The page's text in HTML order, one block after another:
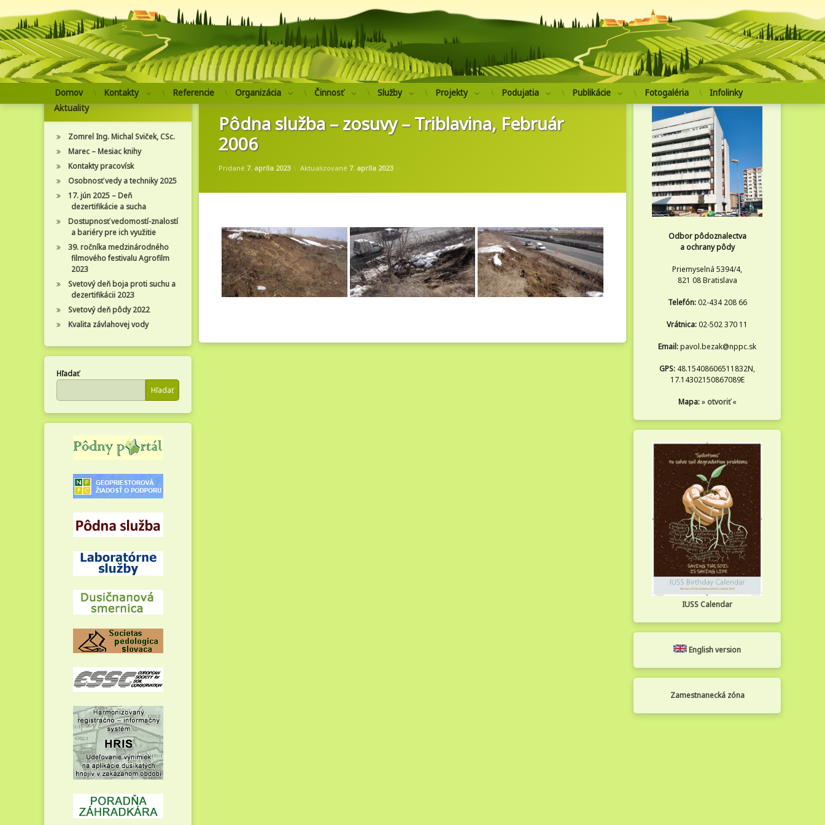
Prejsť
Výskumný ústav pôdoznalectva a ochrany pôdy
Domov Kontakty Referencie Organizácia Činnosť Služby Projekty Podujatia Publikácie Fotogaléria Infolinky
Pôdna služba – zosuvy – Triblavina, Február
2006
Pridané 7. apríla 2023 Aktualizované 7. apríla 2023
Aktuality
Zomrel Ing. Michal Sviček, CSc.
Marec – Mesiac knihy
Kontakty pracovísk
Osobnosť vedy a techniky 2025
17. jún 2025 – Deň
dezertifikácie a sucha
Dostupnosť vedomostí-znalostí
a bariéry pre ich využitie
39. ročníka medzinárodného
filmového festivalu Agrofilm
2023
Svetový deň boja proti suchu a
dezertifikácii 2023
Svetový deň pôdy 2022
Kvalita závlahovej vody
Hľadať
Hľadať
Odbor pôdoznalectva
a ochrany pôdy
Priemyselná 5394/4,
821 08 Bratislava
Telefón:02-434 208 66
Vrátnica:02-502 370 11
Email:pavol.bezak@nppc.sk
GPS: 48.15408606511832N,
17.14302150867089E
Mapa:» otvoriť«
IUSS Calendar
English version
Zamestnanecká zóna